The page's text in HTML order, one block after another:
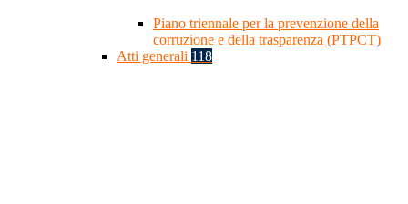
Piano triennale per la prevenzione della
corruzione e della trasparenza (PTPCT)
Atti generali 118